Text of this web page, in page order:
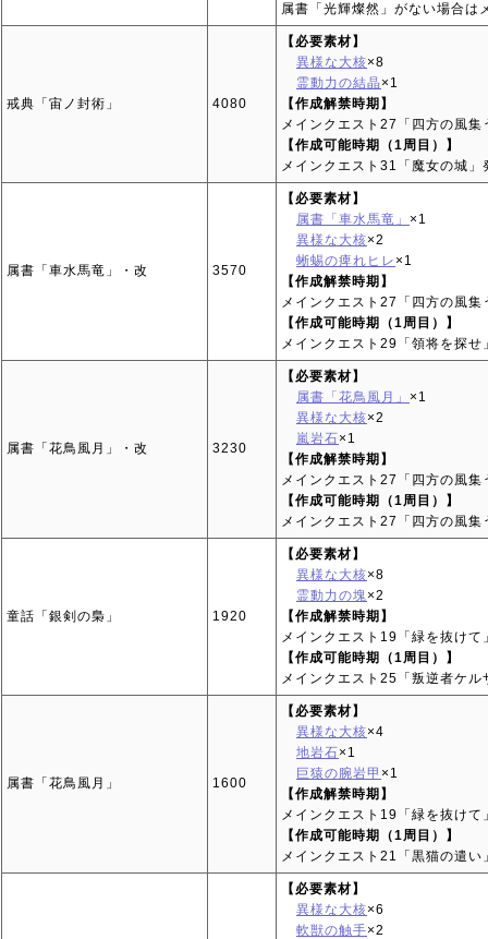
属書「光輝燦然」がない場合は
戒典「宙ノ封術」 4080
【必要素材】
異様な大核×8
霊動力の結晶 ×1
【作成解禁時期】
メインクエスト27「四方の風集
【作成可能時期（1周目）】
メインクエスト31「魔女の城」
属書「車水馬竜」・改 3570
【必要素材】
属書「車水馬竜」 ×1
異様な大核×2
蜥蜴の痺れヒレ ×1
【作成解禁時期】
メインクエスト27「四方の風集
【作成可能時期（1周目）】
メインクエスト29「領将を探
属書「花鳥風月」・改 3230
【必要素材】
属書「花鳥風月」 ×1
異様な大核×2
嵐岩石×1
【作成解禁時期】
メインクエスト27「四方の風集
【作成可能時期（1周目）】
メインクエスト27「四方の風
童話「銀剣の梟」 1920
【必要素材】
異様な大核×8
霊動力の塊×2
【作成解禁時期】
メインクエスト19「緑を抜けて
【作成可能時期（1周目）】
メインクエスト25「叛逆者ケ
属書「花鳥風月」 1600
【必要素材】
異様な大核×4
地岩石×1
巨猿の腕岩甲 ×1
【作成解禁時期】
メインクエスト19「緑を抜けて
【作成可能時期（1周目）】
メインクエスト21「黒猫の遣
【必要素材】
異様な大核×6
軟獣の触手×2